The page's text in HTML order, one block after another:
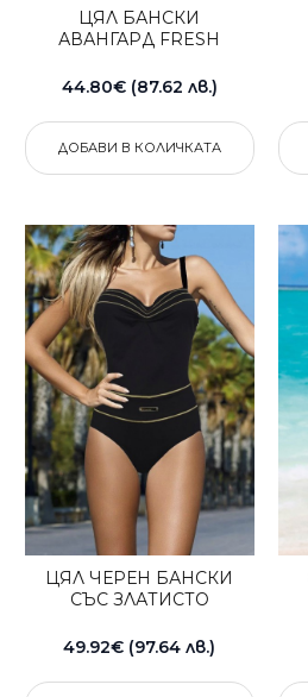
ЦЯЛ БАНСКИ
АВАНГАРД FRESH
44.80€ (87.62 лв.)
ДОБАВИ В КОЛИЧКАТА
ЦЯЛ ЧЕРЕН БАНСКИ
СЪС ЗЛАТИСТО
49.92€ (97.64 лв.)